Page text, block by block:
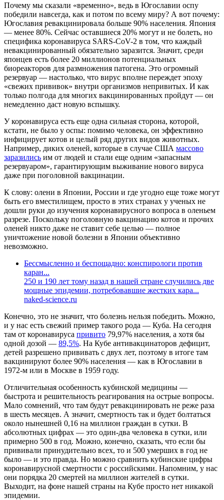
Почему мы сказали «временно», ведь в Югославии оспу
победили навсегда, как и потом по всему миру? А вот почему:
Югославия ревакцинировала больше 90% населения. Япония
— менее 80%. Сейчас оставшиеся 20% могут и не болеть, но
специфика коронавируса SARS-CoV-2 в том, что каждый
невакцинированный обязательно заразится. Значит, среди
японцев есть более 20 миллионов потенциальных
биореакторов для размножения патогена. Это огромный
резервуар — настолько, что вирус вполне переждет эпоху
«свежих прививок» внутри организмов непривитых. И как
только полгода для многих вакцинированных пройдут — он
немедленно даст новую вспышку.
У коронавируса есть еще одна сильная сторона, которой,
кстати, не было у оспы: помимо человека, он эффективно
инфицирует котов и целый ряд других видов животных.
Например, диких оленей, которые в случае США массово
заразились им от людей и стали еще одним «запасным
резервуаром», гарантирующим выживание нового вируса
даже при поголовной вакцинации.
К слову: олени в Японии, России и где угодно еще тоже могут
быть его вместилищем, просто в этих странах у ученых не
дошли руки до изучения коронавирусного вопроса в оленьем
разрезе. Поскольку поголовную вакцинацию котов и прочих
оленей никто даже не ставит себе целью — полное
уничтожение новой болезни в Японии объективно
невозможно.
Бессмысленно и беспощадно: конспирологи против
каран...
250 и 190 лет тому назад в нашей стране случились две
мощные эпидемии, потребовавшие жестких кара...
naked-science.ru
Конечно, это не значит, что болезнь нельзя победить. Можно,
и у нас есть свежий пример такого рода — Куба. На сегодня
там от коронавируса привито 79,97% населения, а хотя бы
одной дозой — 89,5%. На Кубе антивакцинаторов дефицит,
детей разрешено прививать с двух лет, поэтому в итоге там
вакцинируют более 90% населения — как в Югославии в
1972-м или в Москве в 1959 году.
Отличительная особенность кубинской медицины —
быстрота и решительность реагирования на острые вопросы.
Мало сомнений, что там будут ревакцинировать не реже раза
в шесть месяцев. А значит, смертность так и будет болтаться
около нынешней 0,16 на миллион граждан в сутки. В
абсолютных цифрах — это один-два человека в сутки, или
примерно 500 в год. Можно, конечно, сказать, что если бы
прививали принудительно всех, то и 500 умерших в год не
было — и это правда. Но можно сравнить кубинские цифры
коронавирусной смертности с российскими. Напомним, у нас
они порядка 20 смертей на миллион жителей в сутки.
Выходит, на фоне нашей страны на Кубе просто нет никакой
эпидемии.